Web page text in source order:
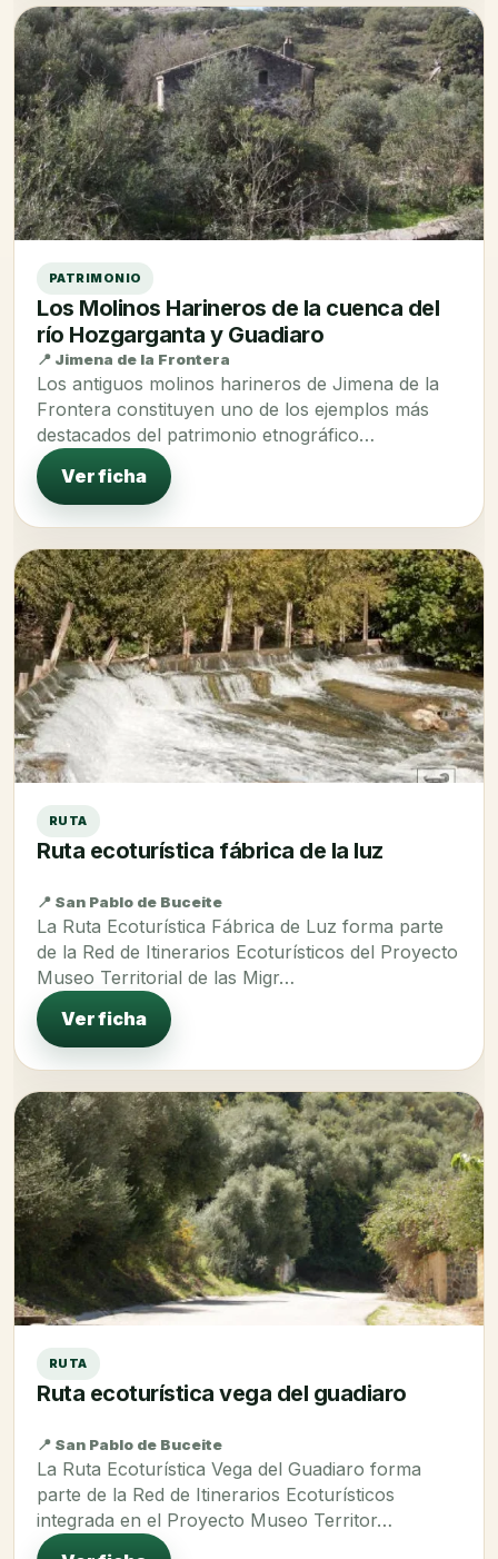
PATRIMONIO
Los Molinos Harineros de la cuenca del
río Hozgarganta y Guadiaro
📍 Jimena de la Frontera
Los antiguos molinos harineros de Jimena de la
Frontera constituyen uno de los ejemplos más
destacados del patrimonio etnográfico…
Ver ficha
RUTA
Ruta ecoturística fábrica de la luz
📍 San Pablo de Buceite
La Ruta Ecoturística Fábrica de Luz forma parte
de la Red de Itinerarios Ecoturísticos del Proyecto
Museo Territorial de las Migr…
Ver ficha
RUTA
Ruta ecoturística vega del guadiaro
📍 San Pablo de Buceite
La Ruta Ecoturística Vega del Guadiaro forma
parte de la Red de Itinerarios Ecoturísticos
integrada en el Proyecto Museo Territor…